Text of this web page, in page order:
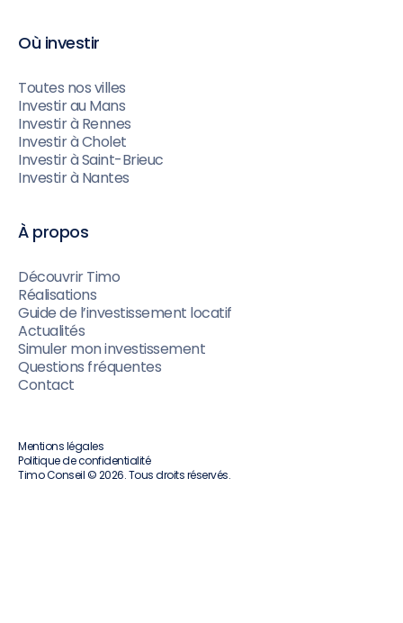
Où investir
Toutes nos villes
Investir au Mans
Investir à Rennes
Investir à Cholet
Investir à Saint-Brieuc
Investir à Nantes
À propos
Découvrir Timo
Réalisations
Guide de l’investissement locatif
Actualités
Simuler mon investissement
Questions fréquentes
Contact
Timo Conseil © 2026. Tous droits réservés.
Mentions légales
Politique de confidentialité